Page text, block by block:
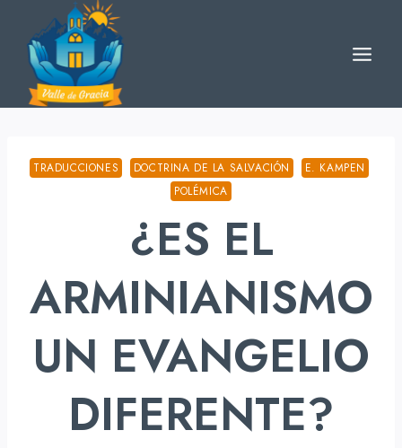
content
TRADUCCIONES DOCTRINA DE LA SALVACIÓN
E. KAMPEN
POLÉMICA
¿ES EL
ARMINIANISMO
UN EVANGELIO
DIFERENTE?